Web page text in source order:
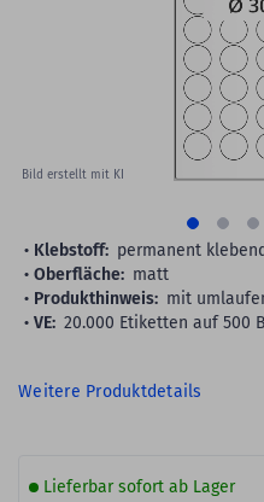
Bild erstellt mit KI
Klebstoff: permanent klebend
Oberfläche: matt
Produkthinweis: mit
VE: 20.000 Etiketten auf 500
Weitere Produktdetails
Lieferbar sofort ab Lager